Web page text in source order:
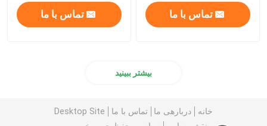
تماس با ما تماس با ما
بیشتر ببینید
خانه دربارهی ما تماس با ما
Desktop Site